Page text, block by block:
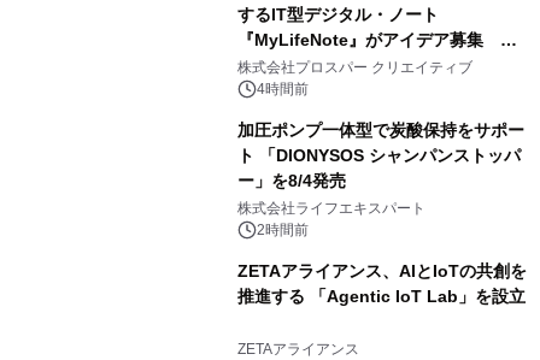
するIT型デジタル・ノート
『MyLifeNote』がアイデア募集 優
秀賞100名に1年間無償試用
株式会社プロスパー クリエイティブ
4時間前
加圧ポンプ一体型で炭酸保持をサポー
ト 「DIONYSOS シャンパンストッパ
ー」を8/4発売
株式会社ライフエキスパート
2時間前
ZETAアライアンス、AIとIoTの共創を
推進する 「Agentic IoT Lab」を設立
ZETAアライアンス